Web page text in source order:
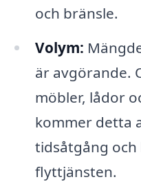
och bränsle.
Volym:
är avgörande.
möbler, lådor
kommer detta
tidsåtgång
flyttjänsten.